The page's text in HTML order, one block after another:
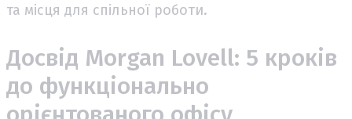
та місця для спільної роботи.
Досвід Morgan Lovell: 5 кроків
до функціонально